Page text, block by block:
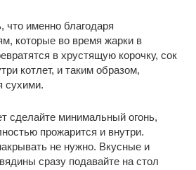
что именно благодаря
которые во время жарки в
в хрустящую корочку, сок
котлет, и таким образом,
сухими.
сделайте минимальный огонь,
прожарится и внутри.
не нужно. Вкусные и
сразу подавайте на стол